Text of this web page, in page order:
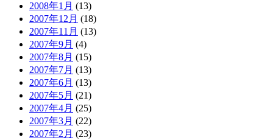
2008年1月 (13)
2007年12月 (18)
2007年11月 (13)
2007年9月 (4)
2007年8月 (15)
2007年7月 (13)
2007年6月 (13)
2007年5月 (21)
2007年4月 (25)
2007年3月 (22)
2007年2月 (23)